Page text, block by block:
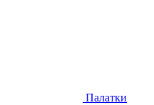
Палатки